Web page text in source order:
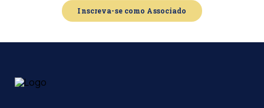
Inscreva-se como Associado